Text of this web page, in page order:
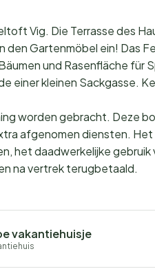
Vig. Die Terrasse des
den Gartenmöbel ein! Das
und Rasenfläche für
einer kleinen Sackgasse.
worden gebracht. Deze
afgenomen diensten.
het daadwerkelijke gebruik
na vertrek terugbetaald.
vakantiehuisje